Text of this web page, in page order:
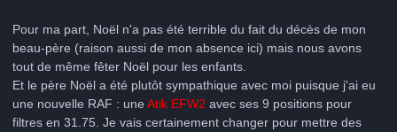
Pour ma part, Noël n'a pas été terrible du fait du décès de mon
beau-père (raison aussi de mon absence ici) mais nous avons
tout de même fêter Noël pour les enfants.
Et le père Noël a été plutôt sympathique avec moi puisque j'ai eu
une nouvelle RAF : une Atik EFW2 avec ses 9 positions pour
filtres en 31.75. Je vais certainement changer pour mettre des